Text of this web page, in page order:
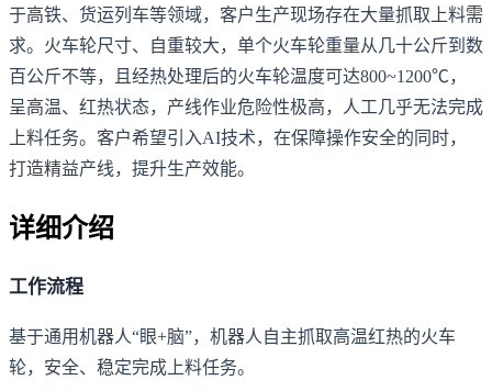
于高铁、货运列车等领域，客户生产现场存在大量抓取上料需
求。火车轮尺寸、自重较大，单个火车轮重量从几十公斤到数
百公斤不等，且经热处理后的火车轮温度可达800~1200℃，
呈高温、红热状态，产线作业危险性极高，人工几乎无法完成
上料任务。客户希望引入AI技术，在保障操作安全的同时，
打造精益产线，提升生产效能。
详细介绍
工作流程
基于通用机器人“眼+脑”，机器人自主抓取高温红热的火车
轮，安全、稳定完成上料任务。